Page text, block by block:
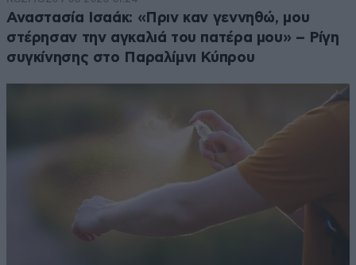
Αναστασία Ισαάκ: «Πριν καν γεννηθώ, μου
στέρησαν την αγκαλιά του πατέρα μου» – Ρίγη
συγκίνησης στο Παραλίμνι Κύπρου